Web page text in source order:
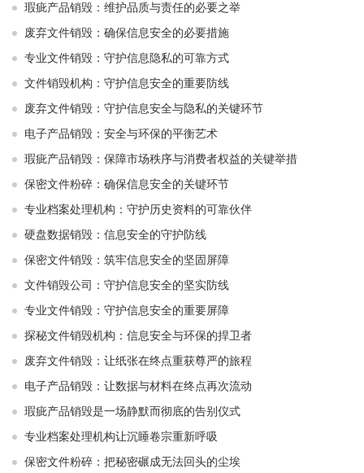
瑕疵产品销毁：维护品质与责任的必要之举
废弃文件销毁：确保信息安全的必要措施
专业文件销毁：守护信息隐私的可靠方式
文件销毁机构：守护信息安全的重要防线
废弃文件销毁：守护信息安全与隐私的关键环节
电子产品销毁：安全与环保的平衡艺术
瑕疵产品销毁：保障市场秩序与消费者权益的关键举措
保密文件粉碎：确保信息安全的关键环节
专业档案处理机构：守护历史资料的可靠伙伴
硬盘数据销毁：信息安全的守护防线
保密文件销毁：筑牢信息安全的坚固屏障
文件销毁公司：守护信息安全的坚实防线
专业文件销毁：守护信息安全的重要屏障
探秘文件销毁机构：信息安全与环保的捍卫者
废弃文件销毁：让纸张在终点重获尊严的旅程
电子产品销毁：让数据与材料在终点再次流动
瑕疵产品销毁是一场静默而彻底的告别仪式
专业档案处理机构让沉睡卷宗重新呼吸
保密文件粉碎：把秘密碾成无法回头的尘埃